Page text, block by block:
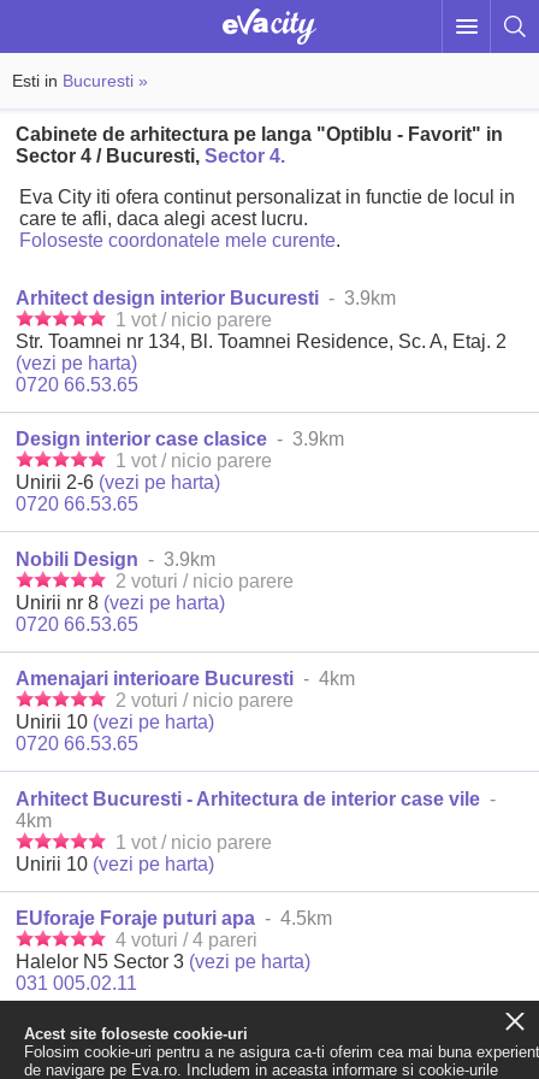
Esti in Bucuresti »
Cabinete de arhitectura pe langa "Optiblu - Favorit" in
Sector 4 / Bucuresti,Sector 4.
Eva City iti ofera continut personalizat in functie de locul in
care te afli, daca alegi acest lucru.
Foloseste coordonatele mele curente.
Arhitect design interior Bucuresti - 3.9km
1 vot / nicio parere
Str. Toamnei nr 134, Bl. Toamnei Residence, Sc. A, Etaj. 2
(vezi pe harta)
0720 66.53.65
Design interior case clasice - 3.9km
1 vot / nicio parere
Unirii 2-6 (vezi pe harta)
0720 66.53.65
Nobili Design - 3.9km
2 voturi / nicio parere
Unirii nr 8 (vezi pe harta)
0720 66.53.65
Amenajari interioare Bucuresti - 4km
2 voturi / nicio parere
Unirii 10 (vezi pe harta)
0720 66.53.65
Arhitect Bucuresti - Arhitectura de interior case vile -
4km
1 vot / nicio parere
Unirii 10 (vezi pe harta)
EUforaje Foraje puturi apa - 4.5km
4 voturi / 4 pareri
Halelor N5 Sector 3 (vezi pe harta)
031 005.02.11
Piele naturala, tapiterie, canapele
3 voturi / 1 parere
Acest site foloseste cookie-uri
Folosim cookie-uri pentru a ne asigura ca-ti oferim cea mai buna
de navigare pe Eva.ro. Includem in aceasta informare si cookie-urile